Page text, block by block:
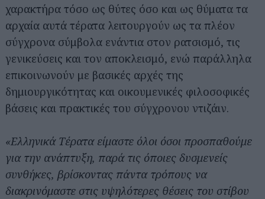
χαρακτήρα τόσο ως θύτες όσο και ως θύματα τα
αρχαία αυτά τέρατα λειτουργούν ως τα πλέον
σύγχρονα σύμβολα ενάντια στον ρατσισμό, τις
γενικεύσεις και τον αποκλεισμό, ενώ παράλληλα
επικοινωνούν με βασικές αρχές της
δημιουργικότητας και οικουμενικές φιλοσοφικές
βάσεις και πρακτικές του σύγχρονου ντιζάιν.
«Ελληνικά Τέρατα είμαστε όλοι όσοι προσπαθούμε
για την ανάπτυξη, παρά τις όποιες δυσμενείς
συνθήκες, βρίσκοντας πάντα τρόπους να
διακρινόμαστε στις υψηλότερες θέσεις του στίβου